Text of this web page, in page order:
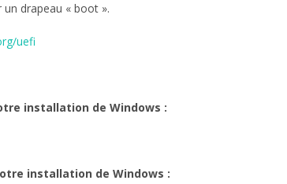
drapeau « boot ».
uefi
installation de Windows :
installation de Windows :